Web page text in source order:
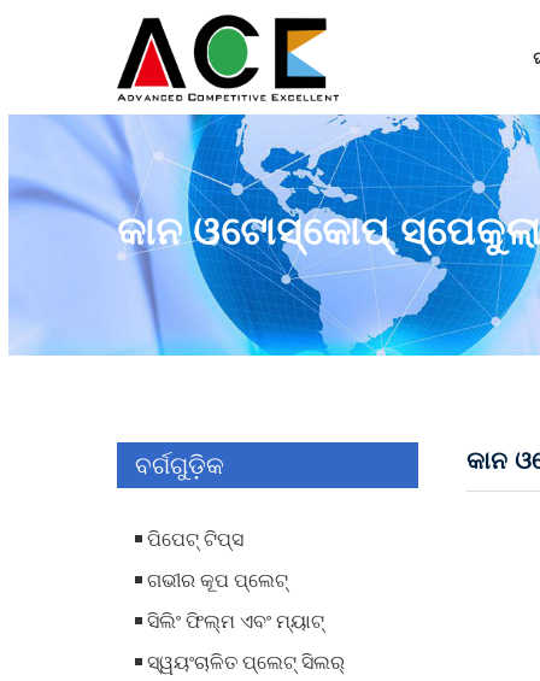
କାନ ଓଟୋସ୍କୋପ୍ ସ୍ପେକୁଲା
ବର୍ଗଗୁଡ଼ିକ
ପିପେଟ୍ ଟିପ୍ସ
ଗଭୀର କୂପ ପ୍ଲେଟ୍
ସିଲିଂ ଫିଲ୍ମ ଏବଂ ମ୍ୟାଟ୍
ସ୍ୱୟଂଚାଳିତ ପ୍ଲେଟ୍ ସିଲର୍
କାନ